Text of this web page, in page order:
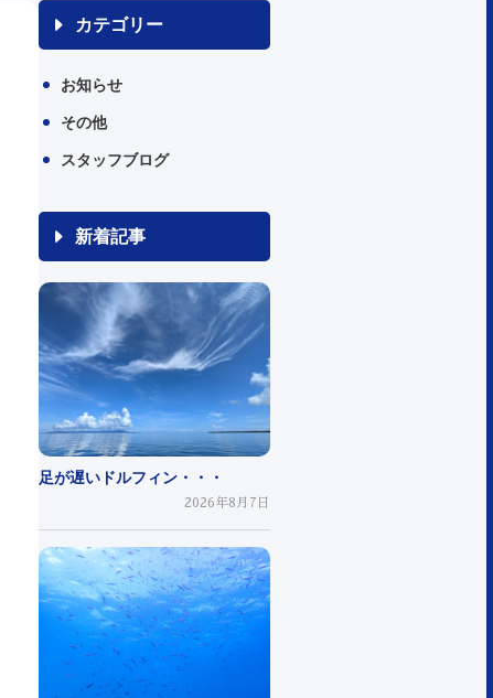
カテゴリー
お知らせ
その他
スタッフブログ
新着記事
足が遅いドルフィン・・・
2026年8月7日